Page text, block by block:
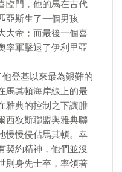
臨門，他的馬在古代
亞斯生了一個男孩
大帝；而最後一個喜
率軍擊退了伊利里亞
登基以來最為艱難的
馬其頓海岸線上的最
雅典的控制之下讓腓
西狄斯聯盟與雅典聯
慢慢侵佔馬其頓。幸
契約精神，他們並沒
則身先士卒，率領著